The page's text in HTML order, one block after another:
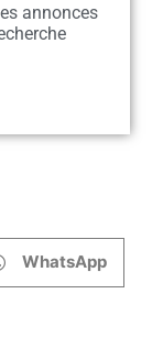
annonces
WhatsApp